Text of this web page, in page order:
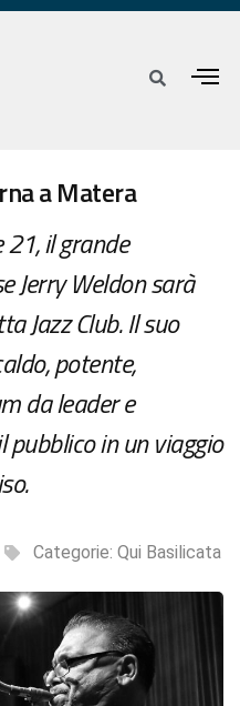
a Matera
il grande
Jerry Weldon sarà
Jazz Club. Il suo
potente,
da leader e
pubblico in un viaggio
Categorie: Qui Basilicata